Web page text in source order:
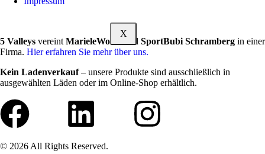
X
5 Valleys vereint MarieleWorld und SportBubi Schramberg in einer
Firma. Hier erfahren Sie mehr über uns.
Kein Ladenverkauf– unsere Produkte sind ausschließlich in
ausgewählten Läden oder im Online-Shop erhältlich.
© 2026 All Rights Reserved.